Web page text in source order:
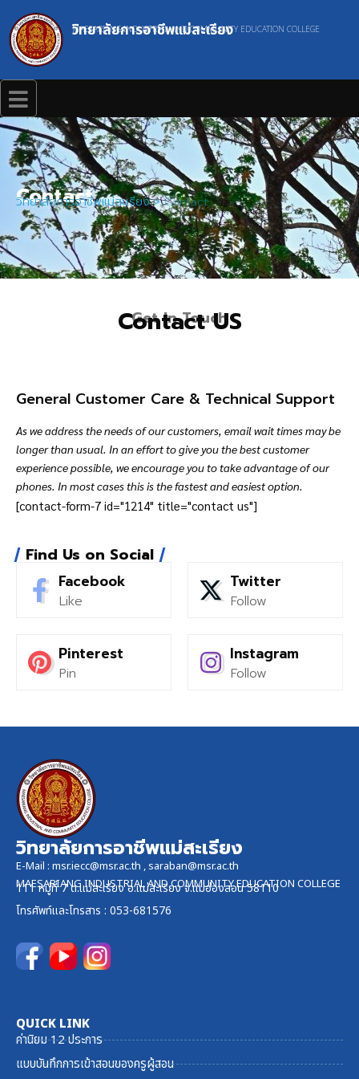
วิทยาลัยการอาชีพแม่สะเรียง
MAESARIANG INDUSTRIAL AND COMMUNITY EDUCATION COLLEGE
Contact
วิทยาลัยการอาชีพแม่สะเรียง>Contact
Get In Touch
Contact US
General Customer Care & Technical Support
As we address the needs of our customers, email wait times may be
longer than usual. In an effort to give you the best customer
experience possible, we encourage you to take advantage of our
phones. In most cases this is the fastest and easiest option.
[contact-form-7 id="1214" title="contact us"]
Find Us on Social
Facebook
Like
Twitter
Follow
Pinterest
Pin
Instagram
Follow
วิทยาลัยการอาชีพแม่สะเรียง
E-Mail : msr.iecc@msr.ac.th ,saraban@msr.ac.th
MAESARIANG INDUSTRIAL AND COMMUNITY EDUCATION COLLEGE
111 หมู่ที่ 7 ต.แม่สะเรียง อ.แม่สะเรียง จ.แม่ฮ่องสอน 58110
โทรศัพท์และโทรสาร : 053-681576
QUICK LINK
ค่านิยม 12 ประการ
แบบบันทึกการเข้าสอนของครูผู้สอน